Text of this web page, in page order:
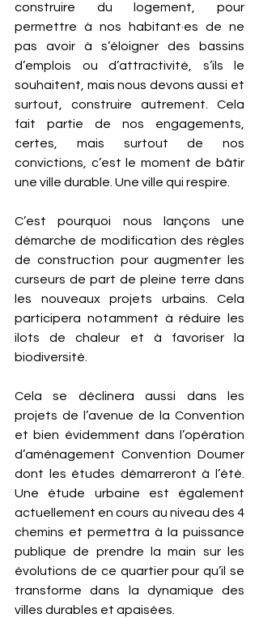
construire du logement, pour
permettre à nos habitant·es de ne
pas avoir à s’éloigner des bassins
d’emplois ou d’attractivité, s’ils le
souhaitent, mais nous devons aussi et
surtout, construire autrement. Cela
fait partie de nos engagements,
certes, mais surtout de nos
convictions, c’est le moment de bâtir
une ville durable. Une ville qui respire.
C’est pourquoi nous lançons une
démarche de modification des règles
de construction pour augmenter les
curseurs de part de pleine terre dans
les nouveaux projets urbains. Cela
participera notamment à réduire les
ilots de chaleur et à favoriser la
biodiversité.
Cela se déclinera aussi dans les
projets de l’avenue de la Convention
et bien évidemment dans l’opération
d’aménagement Convention Doumer
dont les études démarreront à l’été.
Une étude urbaine est également
actuellement en cours au niveau des 4
chemins et permettra à la puissance
publique de prendre la main sur les
évolutions de ce quartier pour qu’il se
transforme dans la dynamique des
villes durables et apaisées.